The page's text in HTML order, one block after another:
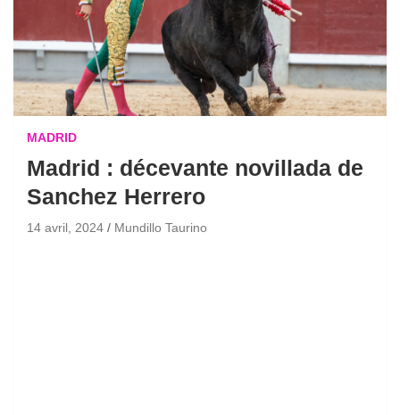
MADRID
Madrid : décevante novillada de
Sanchez Herrero
14 avril, 2024 Mundillo Taurino